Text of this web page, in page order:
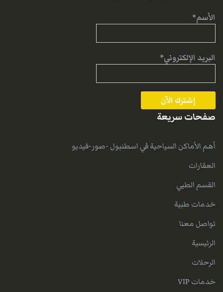
الأسم*
البريد الإلكتروني*
صفحات سريعة
أهم الأماكن السياحية في اسطنبول -صور-فيديو
العقارات
القسم الطبي
خدمات طبية
تواصل معنا
الرئيسية
الرحلات
خدمات VIP